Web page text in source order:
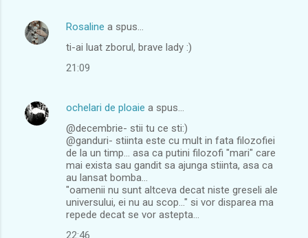
Rosaline a spus…
ti-ai luat zborul, brave lady :)
21:09
ochelari de ploaie a spus…
@decembrie- stii tu ce sti:)
@ganduri- stiinta este cu mult in fata filozofiei
de la un timp... asa ca putini filozofi "mari" care
mai exista sau gandit sa ajunga stiinta, asa ca
au lansat bomba...
"oamenii nu sunt altceva decat niste greseli ale
universului, ei nu au scop..." si vor disparea ma
repede decat se vor astepta...
22:46